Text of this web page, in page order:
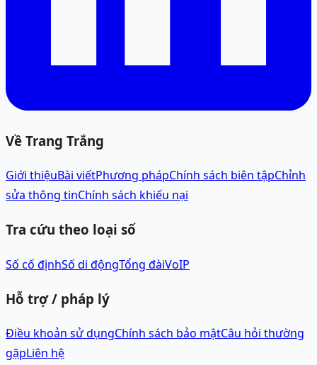
Về Trang Trắng
Giới thiệuBài viếtPhương phápChính sách biên tậpChỉnh
sửa thông tinChính sách khiếu nại
Tra cứu theo loại số
Số cố địnhSố di độngTổng đàiVoIP
Hỗ trợ / pháp lý
Điều khoản sử dụngChính sách bảo mậtCâu hỏi thường
gặpLiên hệ